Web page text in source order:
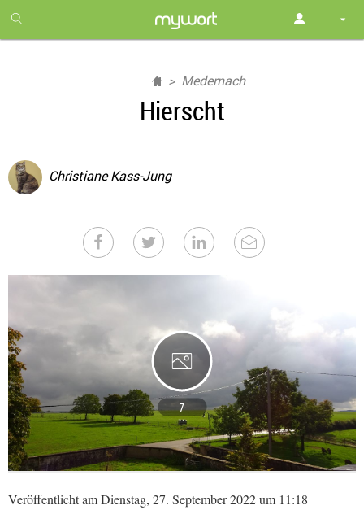
month
free
Medernach
Hierscht
Christiane Kass-Jung
7
Veröffentlicht am Dienstag, 27. September 2022 um 11:18